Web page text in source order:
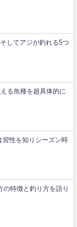
してアジが釣れる5つ
る魚種を超具体的に
習性を知りシーズン時
の特徴と釣り方を語り